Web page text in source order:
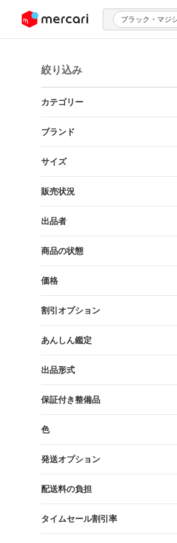
ツにスキップ ブラック・マジ
絞り込み
カテゴリー
ブランド
サイズ
販売状況
出品者
商品の状態
価格
割引オプション
あんしん鑑定
出品形式
保証付き整備品
色
発送オプション
配送料の負担
タイムセール割引率